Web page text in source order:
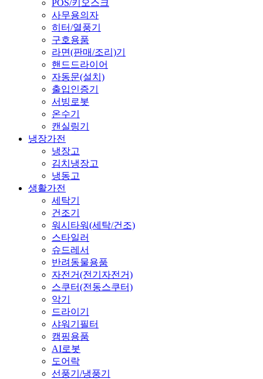
POS/키오스크
사무용의자
히터/열풍기
구호용품
라면(판매/조리)기
핸드드라이어
자동문(설치)
출입인증기
서빙로봇
온수기
캔실링기
냉장가전
냉장고
김치냉장고
냉동고
생활가전
세탁기
건조기
워시타워(세탁/건조)
스타일러
슈드레서
반려동물용품
자전거(전기자전거)
스쿠터(전동스쿠터)
악기
드라이기
샤워기필터
캠핑용품
AI로봇
도어락
선풍기/냉풍기